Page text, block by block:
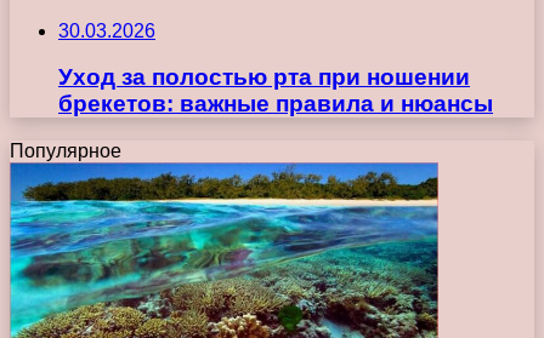
30.03.2026
Уход за полостью рта при ношении
брекетов: важные правила и нюансы
Популярное